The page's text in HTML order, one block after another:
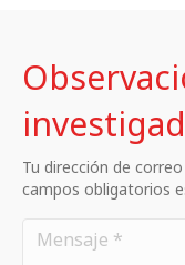
Tu dirección de
campos obligatorios